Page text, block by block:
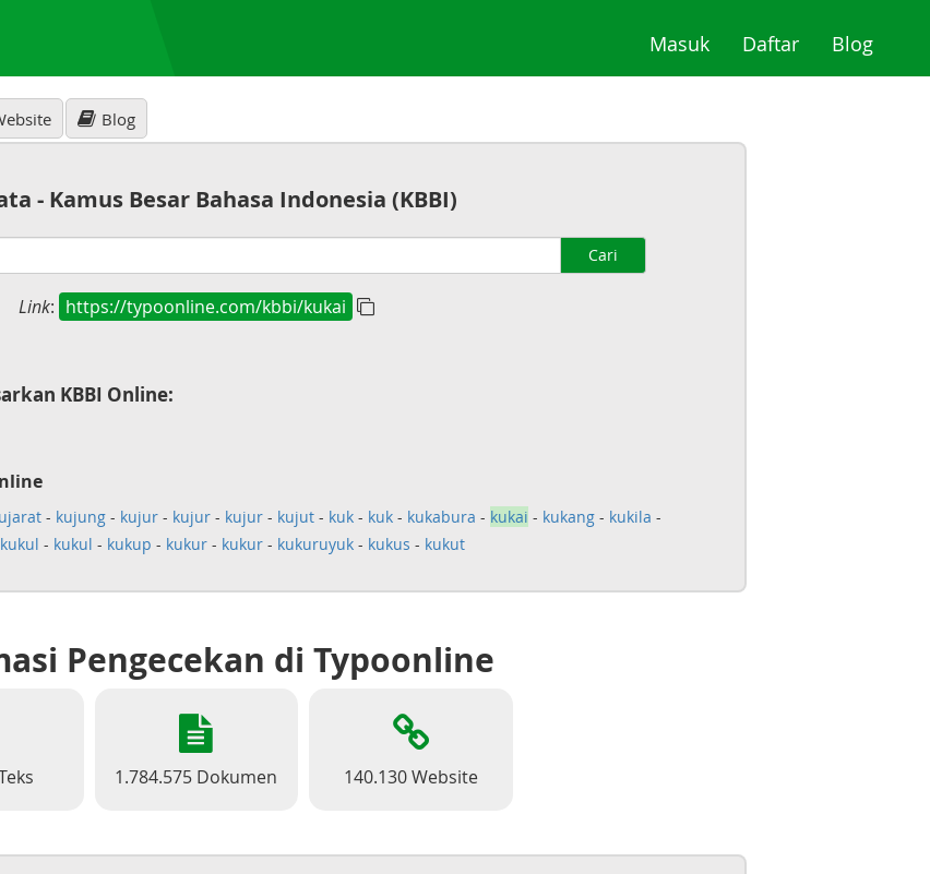
Masuk(current)
Daftar(current)
Blog
Blog
- Kamus Besar Bahasa Indonesia (KBBI)
Cari
Link: https://typoonline.com/kbbi/kukai
KBBI Online:
- kujung- kujur- kujur- kujur- kujut- kuk- kuk- kukabura - kukai - kukang- kukila -
kukul - kukul - kukup - kukur- kukur- kukuruyuk- kukus - kukut
Pengecekan di Typoonline
1.784.575 Dokumen 140.130 Website